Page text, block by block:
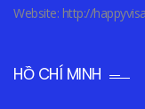
Website: http://
HỒ CHÍ MINH